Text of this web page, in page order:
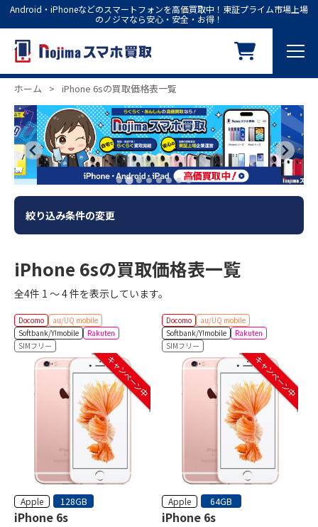
Android・iPhoneなどのスマートフォンを高価買取中！東証プライム市場上場
のノジマなら安心・安全・お得！
ホーム > iPhone 6sの買取価格表一覧
絞り込み条件の変更
iPhone 6sの買取価格表一覧
全4件 1 ～ 4 件を表示しています。
Docomo
au/UQ mobile
Softbank/Y!mobile
Rakuten
SIMフリー
キャンペーン中
Apple 128GB
iPhone 6s
Docomo
au/UQ mobile
Softbank/Y!mobile
Rakuten
SIMフリー
キャンペーン中
Apple 64GB
iPhone 6s